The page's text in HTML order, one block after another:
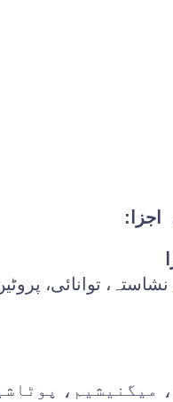
اجزا:
نشاستہ، توانائی،
میگنیشیم،